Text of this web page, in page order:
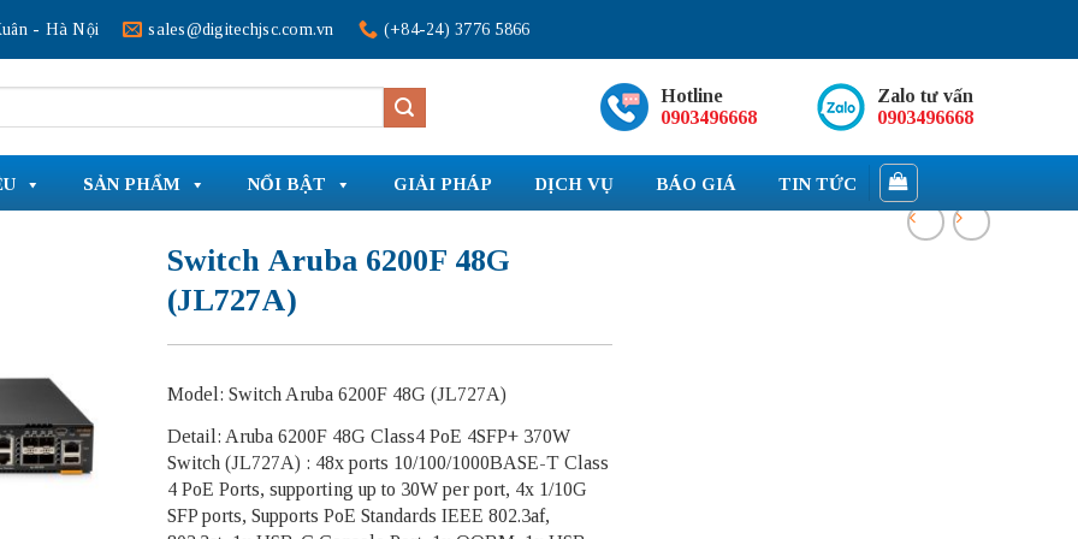
- Hà Nội sales@digitechjsc.com.vn (+84-24) 3776 5866
Hotline
0903496668
Zalo tư vấn
0903496668
SẢN PHẨM NỔI BẬT GIẢI PHÁP DỊCH VỤ BÁO GIÁ TIN TỨC
Switch Aruba 6200F 48G
(JL727A)
Model: Switch Aruba 6200F 48G (JL727A)
Detail: Aruba 6200F 48G Class4 PoE 4SFP+ 370W
Switch (JL727A) : 48x ports 10/100/1000BASE-T Class
4 PoE Ports, supporting up to 30W per port, 4x 1/10G
SFP ports, Supports PoE Standards IEEE 802.3af,